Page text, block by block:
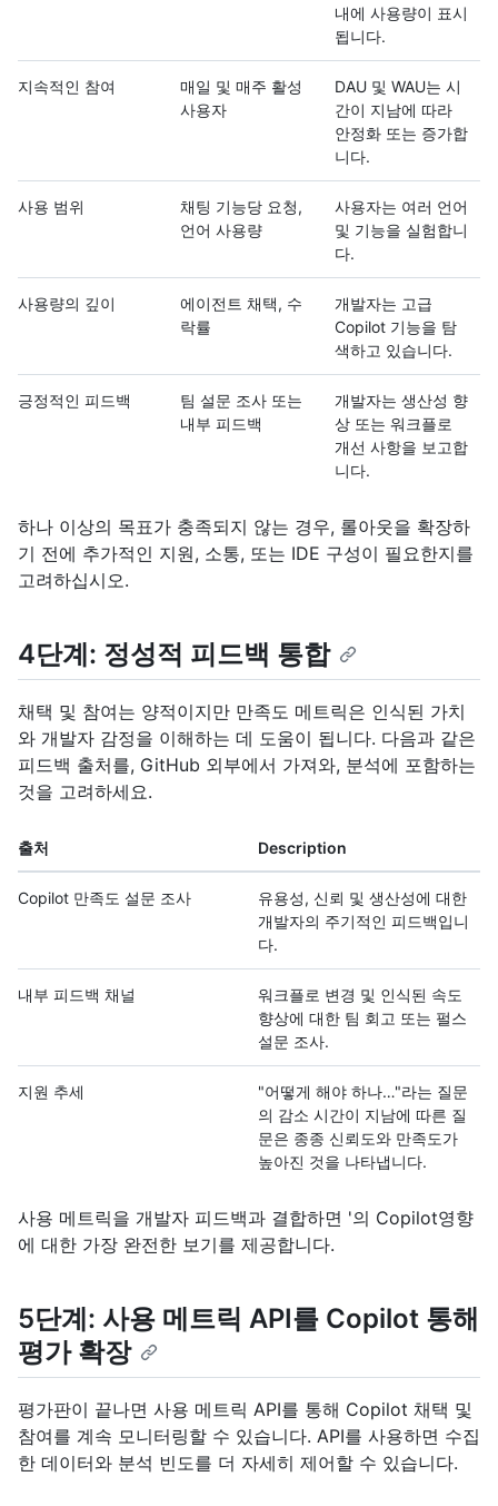
내에 사용량이 표시
됩니다.
지속적인 참여
매일 및 매주 활성
사용자
DAU 및 WAU는 시
간이 지남에 따라
안정화 또는 증가합
니다.
사용 범위
채팅 기능당 요청,
언어 사용량
사용자는 여러 언어
및 기능을 실험합니
다.
사용량의 깊이
에이전트 채택, 수
락률
개발자는 고급
Copilot 기능을 탐
색하고 있습니다.
긍정적인 피드백
팀 설문 조사 또는
내부 피드백
개발자는 생산성 향
상 또는 워크플로
개선 사항을 보고합
니다.
하나 이상의 목표가 충족되지 않는 경우, 롤아웃을 확장하
기 전에 추가적인 지원, 소통, 또는 IDE 구성이 필요한지를
고려하십시오.
4단계: 정성적 피드백 통합
채택 및 참여는 양적이지만 만족도 메트릭은 인식된 가치
와 개발자 감정을 이해하는 데 도움이 됩니다. 다음과 같은
피드백 출처를, GitHub 외부에서 가져와, 분석에 포함하는
것을 고려하세요.
출처 Description
Copilot 만족도 설문 조사
유용성, 신뢰 및 생산성에 대한
개발자의 주기적인 피드백입니
다.
내부 피드백 채널
워크플로 변경 및 인식된 속도
향상에 대한 팀 회고 또는 펄스
설문 조사.
지원 추세
"어떻게 해야 하나…"라는 질문
의 감소 시간이 지남에 따른 질
문은 종종 신뢰도와 만족도가
높아진 것을 나타냅니다.
사용 메트릭을 개발자 피드백과 결합하면 '의 Copilot영향
에 대한 가장 완전한 보기를 제공합니다.
5단계: 사용 메트릭 API를 Copilot 통해
평가 확장
평가판이 끝나면 사용 메트릭 API를 통해 Copilot 채택 및
참여를 계속 모니터링할 수 있습니다. API를 사용하면 수집
한 데이터와 분석 빈도를 더 자세히 제어할 수 있습니다.